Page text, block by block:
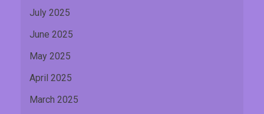
July 2025
June 2025
May 2025
April 2025
March 2025